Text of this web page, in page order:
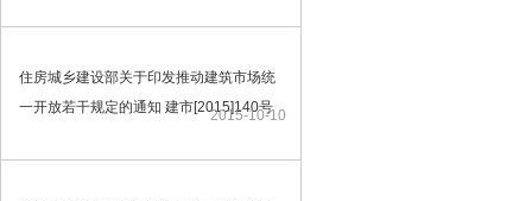
住房城乡建设部关于印发推动建筑市场统
一开放若干规定的通知 建市[2015]140号
2015-10-10